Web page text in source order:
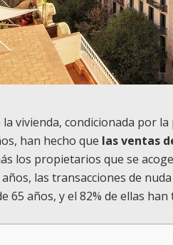
vivienda, condicionada por
han hecho que las ventas
los propietarios que se
las transacciones de
65 años, y el 82% de ellas